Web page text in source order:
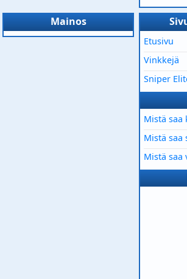
Mainos
Etusivu
Vinkkejä
Sniper
Mistä saa
Mistä saa
Mistä saa